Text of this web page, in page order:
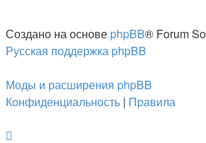
Создано на основе phpBB® Forum
Русская поддержка phpBB
Моды и расширения phpBB
Конфиденциальность | Правила